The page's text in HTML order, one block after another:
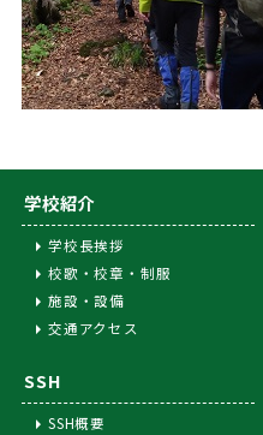
学校紹介
学校長挨拶
校歌・校章・制服
施設・設備
交通アクセス
SSH
SSH概要